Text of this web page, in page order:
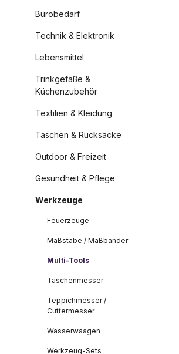
Bürobedarf
Technik & Elektronik
Lebensmittel
Trinkgefäße &
Küchenzubehör
Textilien & Kleidung
Taschen & Rucksäcke
Outdoor & Freizeit
Gesundheit & Pflege
Werkzeuge
Feuerzeuge
Maßstäbe / Maßbänder
Multi-Tools
Taschenmesser
Teppichmesser /
Cuttermesser
Wasserwaagen
Werkzeug-Sets